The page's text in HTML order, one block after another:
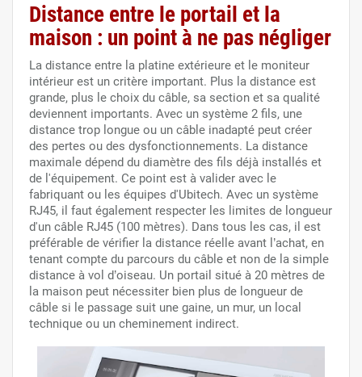
Distance entre le portail et la
maison : un point à ne pas négliger
La distance entre la platine extérieure et le moniteur
intérieur est un critère important. Plus la distance est
grande, plus le choix du câble, sa section et sa qualité
deviennent importants. Avec un système 2 fils, une
distance trop longue ou un câble inadapté peut créer
des pertes ou des dysfonctionnements. La distance
maximale dépend du diamètre des fils déjà installés et
de l'équipement. Ce point est à valider avec le
fabriquant ou les équipes d'Ubitech. Avec un système
RJ45, il faut également respecter les limites de longueur
d'un câble RJ45 (100 mètres). Dans tous les cas, il est
préférable de vérifier la distance réelle avant l’achat, en
tenant compte du parcours du câble et non de la simple
distance à vol d’oiseau. Un portail situé à 20 mètres de
la maison peut nécessiter bien plus de longueur de
câble si le passage suit une gaine, un mur, un local
technique ou un cheminement indirect.